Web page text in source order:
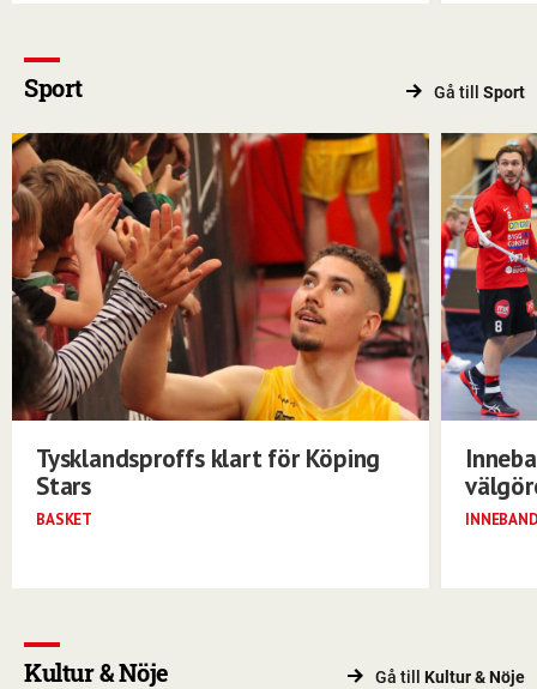
Sport Gå till Sport
Tysklandsproffs klart för Köping
Stars
BASKET
Kultur & Nöje Gå till Kultur & Nöje